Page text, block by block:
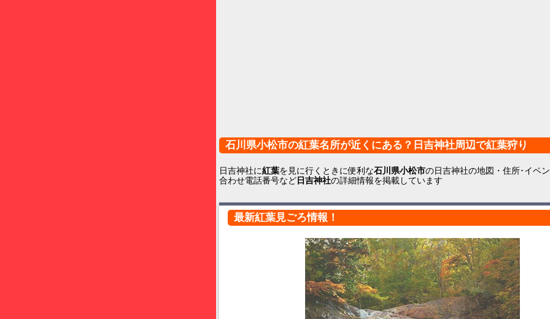
石川県小松市の紅葉名所が近くにある？日吉神社周辺で紅葉狩り
日吉神社に紅葉を見に行くときに便利な石川県小松市の日吉神社の地図・住所･イベ
合わせ電話番号など日吉神社の詳細情報を掲載しています
最新紅葉見ごろ情報！